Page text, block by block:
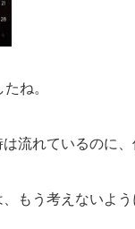
ね。
流れているのに
もう考えないよ